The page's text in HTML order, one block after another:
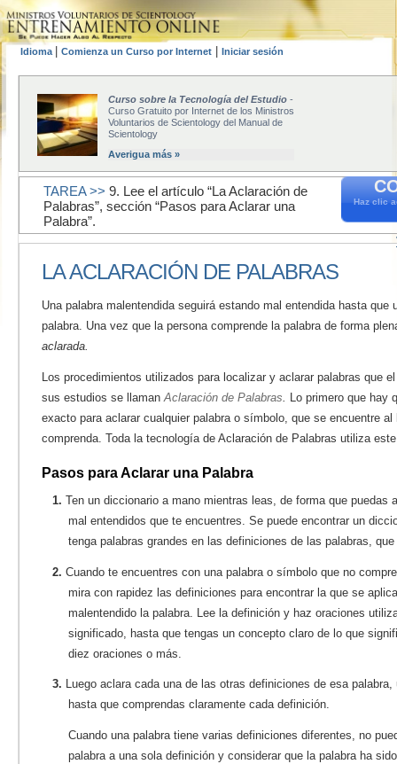
Idioma Comienza un Curso por Internet Iniciar sesión
Curso sobre la Tecnología del Estudio -
Curso Gratuito por Internet de los Ministros
Voluntarios de Scientology del Manual de
Scientology
Averigua más »
Haz clic
TAREA >> 9. Lee el artículo “La Aclaración de
Palabras”, sección “Pasos para Aclarar una
Palabra”.
LA ACLARACIÓN DE PALABRAS
Una palabra malentendida seguirá estando mal entendida hasta que
palabra. Una vez que la persona comprende la palabra de forma
aclarada.
Los procedimientos utilizados para localizar y aclarar palabras que
sus estudios se llaman Aclaración de Palabras
Lo primero que hay
exacto para aclarar cualquier palabra o símbolo, que se encuentre
comprenda. Toda la tecnología de Aclaración de Palabras utiliza
Pasos para Aclarar una Palabra
1. Ten un diccionario a mano mientras leas, de forma que puedas
mal entendidos que te encuentres. Se puede encontrar un
tenga palabras grandes en las definiciones de las palabras,
2. Cuando te encuentres con una palabra o símbolo que no
mira con rapidez las definiciones para encontrar la que se
malentendido la palabra. Lee la definición y haz oraciones
significado, hasta que tengas un concepto claro de lo que
diez oraciones o más.
3. Luego aclara cada una de las otras definiciones de esa
hasta que comprendas claramente cada definición.
Cuando una palabra tiene varias definiciones diferentes, no
palabra a una sola definición y considerar que la palabra ha